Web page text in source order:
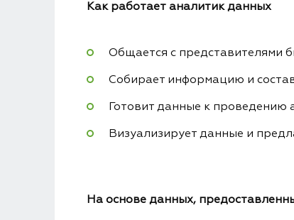
Как работает аналитик данных
Общается с представителями
Собирает информацию и
Готовит данные к проведению
Визуализирует данные и
На основе данных,